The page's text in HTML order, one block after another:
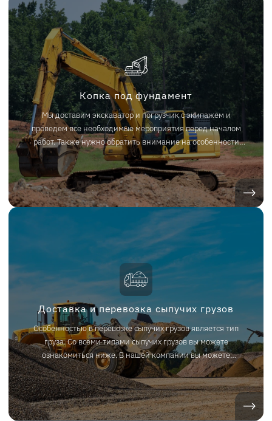
Копка под фундамент
Мы доставим экскаватор и погрузчик с экипажем и
проведем все необходимые мероприятия перед началом
работ. Также нужно обратить внимание на особенности
грунта, &nbsp;грунтовых вод и осадков. Наша компания
готова выполнить копку под фундамент в Челябинске и
Челябинской области.
Доставка и перевозка сыпучих грузов
Особенностью в перевозке сыпучих грузов является тип
груза. Со всеми типами сыпучих грузов вы можете
ознакомиться ниже. В нашей компании вы можете
заказать своевременную доставку и перевозку любых
сыпучих грузов по всей территории РФ и СНГ.